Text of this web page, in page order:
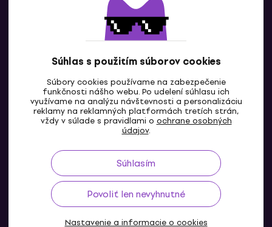
Súhlas s použitím súborov cookies
Súbory cookies používame na zabezpečenie
funkčnosti nášho webu. Po udelení súhlasu ich
využívame na analýzu návštevnosti a personalizáciu
reklamy na reklamných platformách tretích strán,
vždy v súlade s pravidlami o ochrane osobných
údajov.
Súhlasím
Povoliť len nevyhnutné
Nastavenie a informacie o cookies
SK